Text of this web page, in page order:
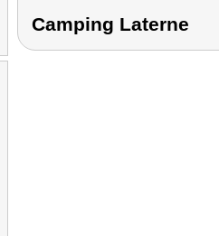
Camping Laterne